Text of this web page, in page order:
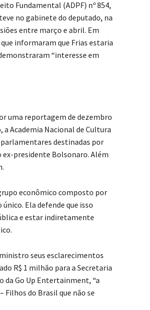
Fundamental (ADPF) nº 854,
no gabinete do deputado, na
entre março e abril. Em
informaram que Frias estaria
“interesse em
uma reportagem de dezembro
Academia Nacional de Cultura
destinadas por
presidente Bolsonaro. Além
econômico composto por
Ela defende que isso
e estar indiretamente
seus esclarecimentos
R$ 1 milhão para a Secretaria
da Go Up Entertainment, “a
do Brasil que não se